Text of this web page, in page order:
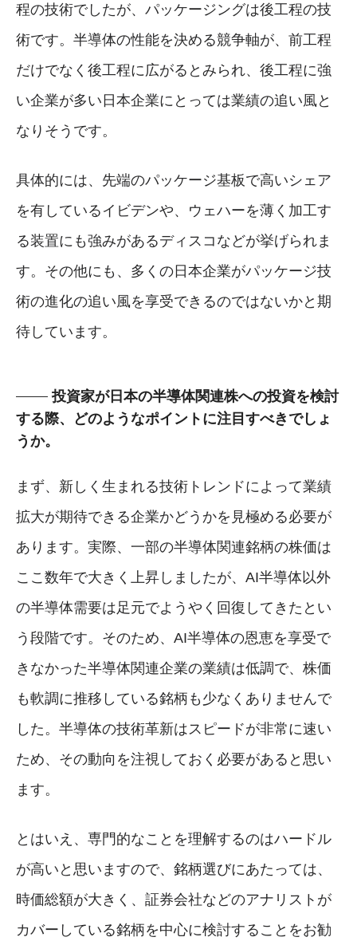
程の技術でしたが、パッケージングは後工程の技
術です。半導体の性能を決める競争軸が、前工程
だけでなく後工程に広がるとみられ、後工程に強
い企業が多い日本企業にとっては業績の追い風と
なりそうです。
具体的には、先端のパッケージ基板で高いシェア
を有しているイビデンや、ウェハーを薄く加工す
る装置にも強みがあるディスコなどが挙げられま
す。その他にも、多くの日本企業がパッケージ技
術の進化の追い風を享受できるのではないかと期
待しています。
投資家が日本の半導体関連株への投資を検討
する際、どのようなポイントに注目すべきでしょ
うか。
まず、新しく生まれる技術トレンドによって業績
拡大が期待できる企業かどうかを見極める必要が
あります。実際、一部の半導体関連銘柄の株価は
ここ数年で大きく上昇しましたが、AI半導体以外
の半導体需要は足元でようやく回復してきたとい
う段階です。そのため、AI半導体の恩恵を享受で
きなかった半導体関連企業の業績は低調で、株価
も軟調に推移している銘柄も少なくありませんで
した。半導体の技術革新はスピードが非常に速い
ため、その動向を注視しておく必要があると思い
ます。
とはいえ、専門的なことを理解するのはハードル
が高いと思いますので、銘柄選びにあたっては、
時価総額が大きく、証券会社などのアナリストが
カバーしている銘柄を中心に検討することをお勧